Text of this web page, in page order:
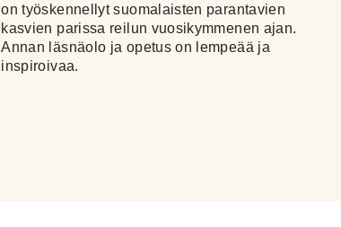
on työskennellyt suomalaisten parantavien
kasvien parissa reilun vuosikymmenen ajan.
Annan läsnäolo ja opetus on lempeää ja
inspiroivaa.